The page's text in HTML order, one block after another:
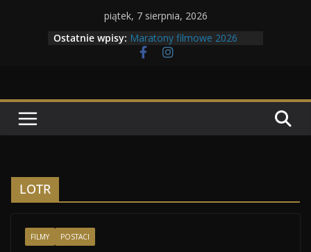
piątek, 7 sierpnia, 2026
Ostatnie wpisy: Maratony filmowe 2026
Geneza Skrzydlatych Bestii
LOTR
FILMY POSTACI